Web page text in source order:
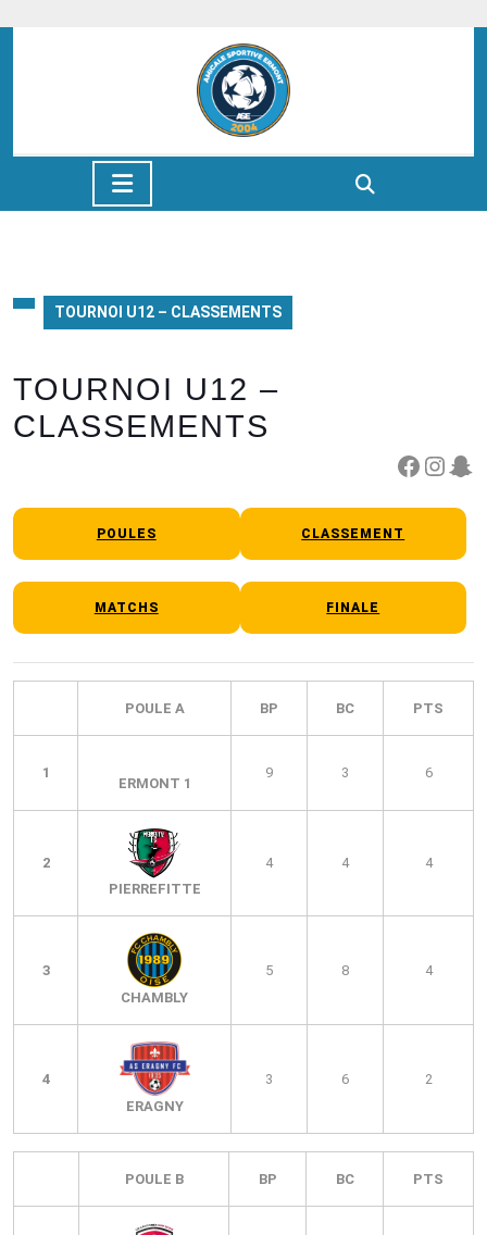
to
TOURNOI U12 – CLASSEMENTS
TOURNOI U12 –
CLASSEMENTS
Facebook InstagramSnapchat
POULES CLASSEMENT
MATCHS FINALE
POULE A BP BC PTS
1
ERMONT 1
9 3 6
2
PIERREFITTE
4 4 4
3
CHAMBLY
5 8 4
4
ERAGNY
3 6 2
POULE B BP BC PTS